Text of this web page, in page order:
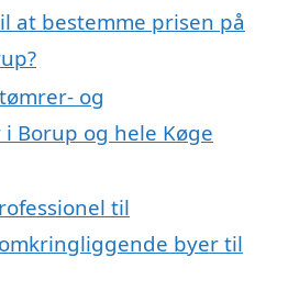
at bestemme prisen på
og
Borup og hele Køge
til
byer til